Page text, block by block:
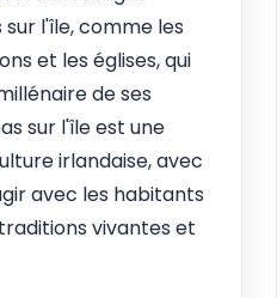
l'île, comme les
et les églises, qui
de ses
sur l'île est une
irlandaise, avec
avec les habitants
vivantes et